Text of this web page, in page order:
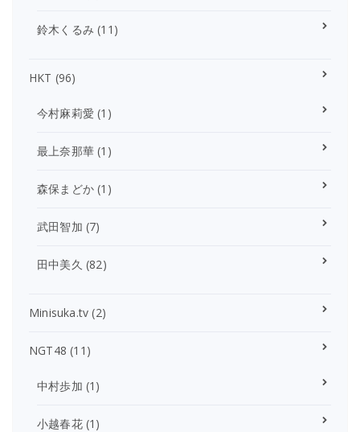
鈴木くるみ (11)
HKT (96)
今村麻莉愛 (1)
最上奈那華 (1)
森保まどか (1)
武田智加 (7)
田中美久 (82)
Minisuka.tv (2)
NGT48 (11)
中村歩加 (1)
小越春花(1)